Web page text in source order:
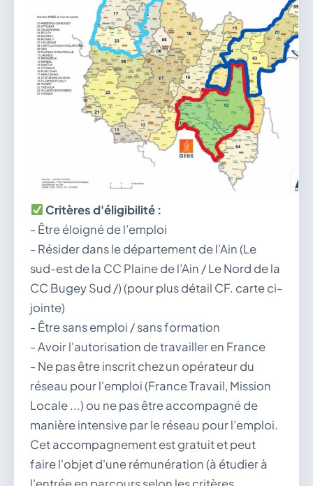
Critères d'éligibilité :
- Être éloigné de l’emploi
- Résider dans le département de l’Ain (Le
sud-est de la CC Plaine de l’Ain / Le Nord de la
CC Bugey Sud /) (pour plus détail CF. carte ci-
jointe)
- Être sans emploi / sans formation
- Avoir l'autorisation de travailler en France
- Ne pas être inscrit chez un opérateur du
réseau pour l'emploi (France Travail, Mission
Locale ...) ou ne pas être accompagné de
manière intensive par le réseau pour l’emploi.
Cet accompagnement est gratuit et peut
faire l'objet d'une rémunération (à étudier à